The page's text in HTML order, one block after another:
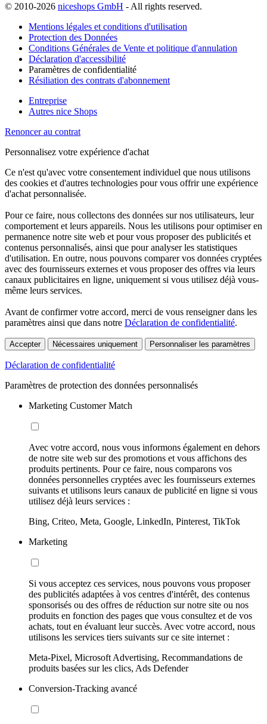
© 2010-2026 niceshops GmbH - All rights reserved.
Mentions légales et conditions d'utilisation
Protection des Données
Conditions Générales de Vente et politique d'annulation
Déclaration d'accessibilité
Paramètres de confidentialité
Résiliation des contrats d'abonnement
Entreprise
Autres nice Shops
Renoncer au contrat
Personnalisez votre expérience d'achat
Ce n'est qu'avec votre consentement individuel que nous utilisons
des cookies et d'autres technologies pour vous offrir une expérience
d'achat personnalisée.
Pour ce faire, nous collectons des données sur nos utilisateurs, leur
comportement et leurs appareils. Nous les utilisons pour optimiser en
permanence notre site web et pour vous proposer des publicités et
contenus personnalisés, ainsi que pour analyser les statistiques
d'utilisation. En outre, nous pouvons comparer vos données cryptées
avec des fournisseurs externes et vous proposer des offres via leurs
canaux publicitaires en ligne, uniquement si vous utilisez déjà vous-
même leurs services.
Avant de confirmer votre accord, merci de vous renseigner dans les
paramètres ainsi que dans notre Déclaration de confidentialité.
Accepter Nécessaires uniquement Personnaliser les paramètres
Déclaration de confidentialité
Paramètres de protection des données personnalisés
Marketing Customer Match
Avec votre accord, nous vous informons également en dehors
de notre site web sur des promotions et vous affichons des
produits pertinents. Pour ce faire, nous comparons vos
données personnelles cryptées avec les fournisseurs externes
suivants et utilisons leurs canaux de publicité en ligne si vous
utilisez déjà leurs services :
Bing, Criteo, Meta, Google, LinkedIn, Pinterest, TikTok
Marketing
Si vous acceptez ces services, nous pouvons vous proposer
des publicités adaptées à vos centres d'intérêt, des contenus
sponsorisés ou des offres de réduction sur notre site ou nos
produits en fonction des pages que vous consultez et de vos
achats, tout en évaluant leur succès. Avec votre accord, nous
utilisons les services tiers suivants sur ce site internet :
Meta-Pixel, Microsoft Advertising, Recommandations de
produits basées sur les clics, Ads Defender
Conversion-Tracking avancé